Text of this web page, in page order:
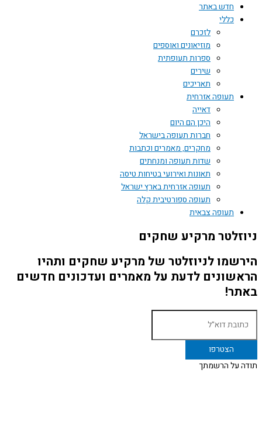
חדש באתר
כללי
לזכרם
מוזיאונים ואוספים
ספרות תעופתית
שירים
תאריכים
תעופה אזרחית
דאייה
היכן הם היום
חברות תעופה בישראל
מחקרים, מאמרים וכתבות
שדות תעופה ומנחתים
תאונות ואירועי בטיחות טיסה
תעופה אזרחית בארץ ישראל
תעופה ספורטיבית קלה
תעופה צבאית
ניוזלטר מרקיע שחקים
הירשמו לניוזלטר של מרקיע שחקים ותהיו
הראשונים לדעת על מאמרים ועדכונים חדשים
באתר!
תודה על הרשמתך